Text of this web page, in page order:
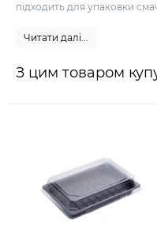
підходить для упаковки
Читати далі...
З цим товаром